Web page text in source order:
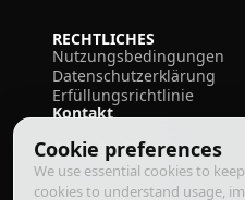
Cookie preferences
We use essential cookies to
cookies to understand usage,
RECHTLICHES
Nutzungsbedingungen
Datenschutzerklärung
Erfüllungsrichtlinie
Kontakt